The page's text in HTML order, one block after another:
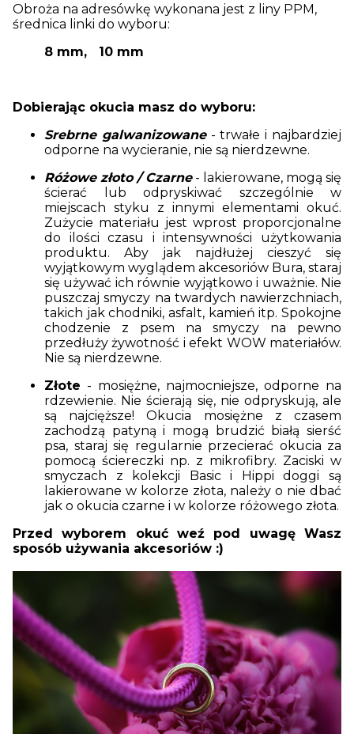
Obroża na adresówkę wykonana jest z liny PPM,
średnica linki do wyboru:
8 mm, 10 mm
Dobierając okucia masz do wyboru:
Srebrne galwanizowane- trwałe i najbardziej
odporne na wycieranie, nie są nierdzewne.
Różowe złoto / Czarne- lakierowane, mogą się
ścierać lub odpryskiwać szczególnie w
miejscach styku z innymi elementami okuć.
Zużycie materiału jest wprost proporcjonalne
do ilości czasu i intensywności użytkowania
produktu. Aby jak najdłużej cieszyć się
wyjątkowym wyglądem akcesoriów Bura, staraj
się używać ich równie wyjątkowo i uważnie. Nie
puszczaj smyczy na twardych nawierzchniach,
takich jak chodniki, asfalt, kamień itp. Spokojne
chodzenie z psem na smyczy na pewno
przedłuży żywotność i efekt WOW materiałów.
Nie są nierdzewne.
Złote - mosiężne, najmocniejsze, odporne na
rdzewienie. Nie ścierają się, nie odpryskują, ale
są najcięższe! Okucia mosiężne z czasem
zachodzą patyną i mogą brudzić białą sierść
psa, staraj się regularnie przecierać okucia za
pomocą ściereczki np. z mikrofibry. Zaciski w
smyczach z kolekcji Basic i Hippi doggi są
lakierowane w kolorze złota, należy o nie dbać
jak o okucia czarne i w kolorze różowego złota.
Przed wyborem okuć weź pod uwagę Wasz
sposób używania akcesoriów :)